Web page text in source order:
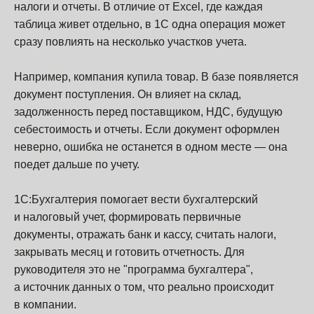
налоги и отчеты. В отличие от Excel, где каждая
таблица живет отдельно, в 1С одна операция может
сразу повлиять на несколько участков учета.
Например, компания купила товар. В базе появляется
документ поступления. Он влияет на склад,
задолженность перед поставщиком, НДС, будущую
себестоимость и отчеты. Если документ оформлен
неверно, ошибка не останется в одном месте — она
поедет дальше по учету.
1С:Бухгалтерия помогает вести бухгалтерский
и налоговый учет, формировать первичные
документы, отражать банк и кассу, считать налоги,
закрывать месяц и готовить отчетность. Для
руководителя это не "программа бухгалтера",
а источник данных о том, что реально происходит
в компании.